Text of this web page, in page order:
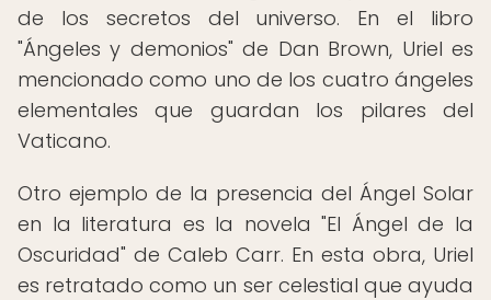
de los secretos del universo. En el libro
"Ángeles y demonios" de Dan Brown, Uriel es
mencionado como uno de los cuatro ángeles
elementales que guardan los pilares del
Vaticano.
Otro ejemplo de la presencia del Ángel Solar
en la literatura es la novela "El Ángel de la
Oscuridad" de Caleb Carr. En esta obra, Uriel
es retratado como un ser celestial que ayuda